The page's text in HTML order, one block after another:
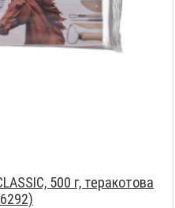
500 г, теракотова